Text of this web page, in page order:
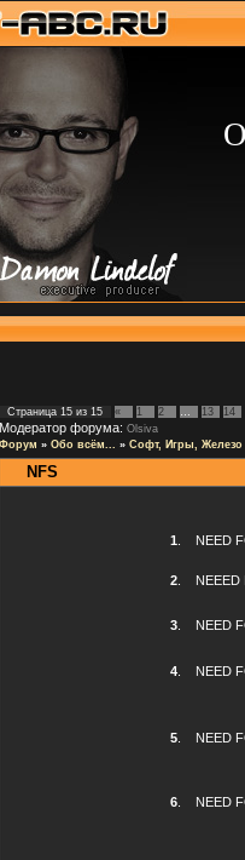
Страница 15 из 15 « 1 2 13 14
Модератор форума: Olsiva
Форум » Обо всём... » Софт, Игры, Железо
NFS
1 NEED
2. NEEED
3. NEED
4. NEED
5. NEED
6. NEED